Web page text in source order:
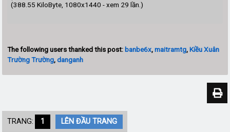
(388.55 KiloByte, 1080x1440 - xem 29 lần.)
The following users thanked this post: banbe6x,maitramtg,Kiều Xuân
Trường Trường,danganh
TRANG: 1 LÊN ĐẦU TRANG